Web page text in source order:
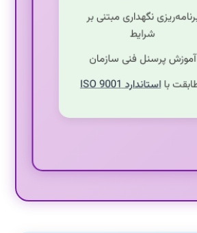
شرایط
آموزش پرسنل فنی سازمان
مطابقت بااستاندارد ISO 9001